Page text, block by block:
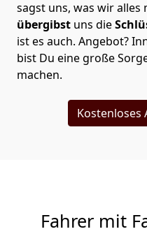
sagst uns, was wir alles
übergibst uns die
ist es auch. Angebot?
bist Du eine große
machen.
Kostenloses
Fahrer mit